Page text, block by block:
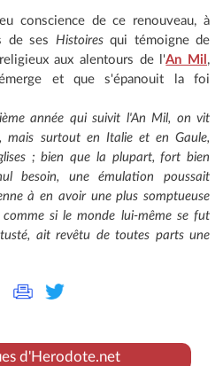
conscience de ce renouveau, à
de ses Histoiresqui témoigne de
aux alentours de l'An Mil ,
et que s'épanouit la foi
année qui suivit l'An Mil, on vit
mais surtout en Italie et en Gaule,
; bien que la plupart, fort bien
besoin, une émulation poussait
à en avoir une plus somptueuse
si le monde lui-même se fut
ait revêtu de toutes parts une
d'Herodote.net